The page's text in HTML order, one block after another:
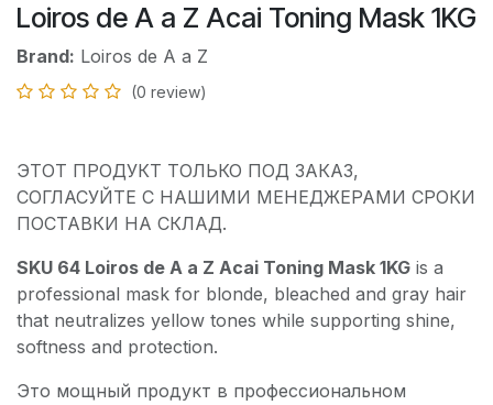
Loiros de A a Z Acai Toning Mask 1KG
Brand: Loiros de A a Z
(0 review)
ЭТОТ ПРОДУКТ ТОЛЬКО ПОД ЗАКАЗ,
СОГЛАСУЙТЕ С НАШИМИ МЕНЕДЖЕРАМИ СРОКИ
ПОСТАВКИ НА СКЛАД.
SKU 64 Loiros de A a Z Acai Toning Mask 1KG is a
professional mask for blonde, bleached and gray hair
that neutralizes yellow tones while supporting shine,
softness and protection.
Это мощный продукт в профессиональном